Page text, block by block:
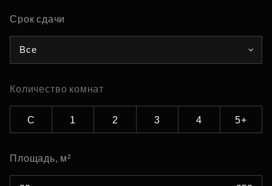
Срок сдачи
Все
Количество комнат
С 1 2 3 4 5+
Площадь, м²